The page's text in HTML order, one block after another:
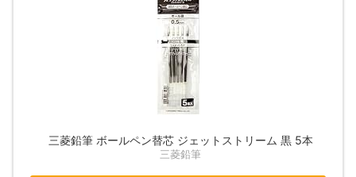
三菱鉛筆 ボールペン替芯 ジェットストリーム 黒 5本
三菱鉛筆